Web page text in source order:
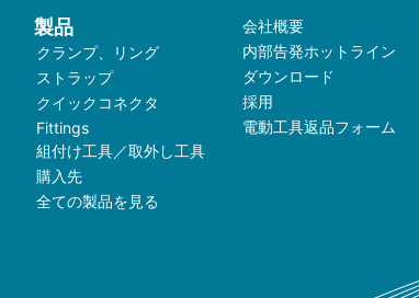
製品
クランプ、リング
ストラップ
クイックコネクタ
Fittings
組付け工具／取外し工具
購入先
全ての製品を見る
会社概要
内部告発ホットライン
ダウンロード
採用
電動工具返品フォーム